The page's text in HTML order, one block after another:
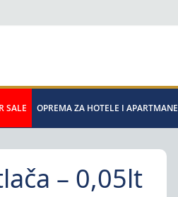
SALE OPREMA ZA HOTELE I APARTMANE
– 0,05lt